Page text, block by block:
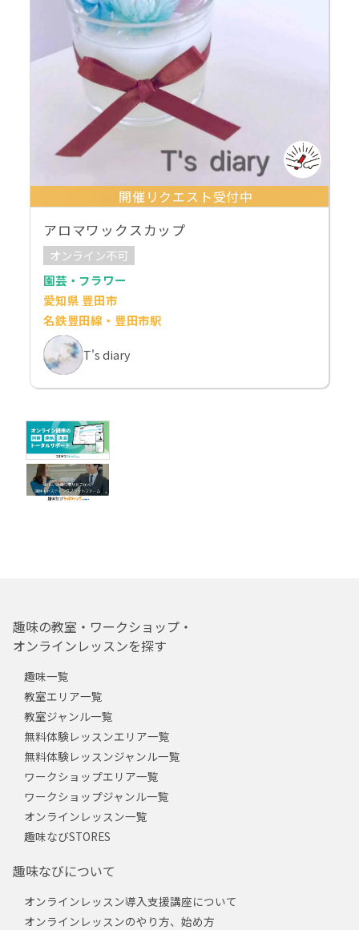
開催リクエスト受付中
アロマワックスカップ
オンライン不可
園芸・フラワー
愛知県 豊田市
名鉄豊田線・豊田市駅
T's diary
趣味の教室・ワークショップ・
オンラインレッスンを探す
趣味一覧
教室エリア一覧
教室ジャンル一覧
無料体験レッスンエリア一覧
無料体験レッスンジャンル一覧
ワークショップエリア一覧
ワークショップジャンル一覧
オンラインレッスン一覧
趣味なびSTORES
趣味なびについて
オンラインレッスン導入支援講座について
オンラインレッスンのやり方、始め方